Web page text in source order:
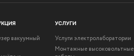
вакуумный
УСЛУГИ
Услуги электролаборатории
Монтажные высоковольтные